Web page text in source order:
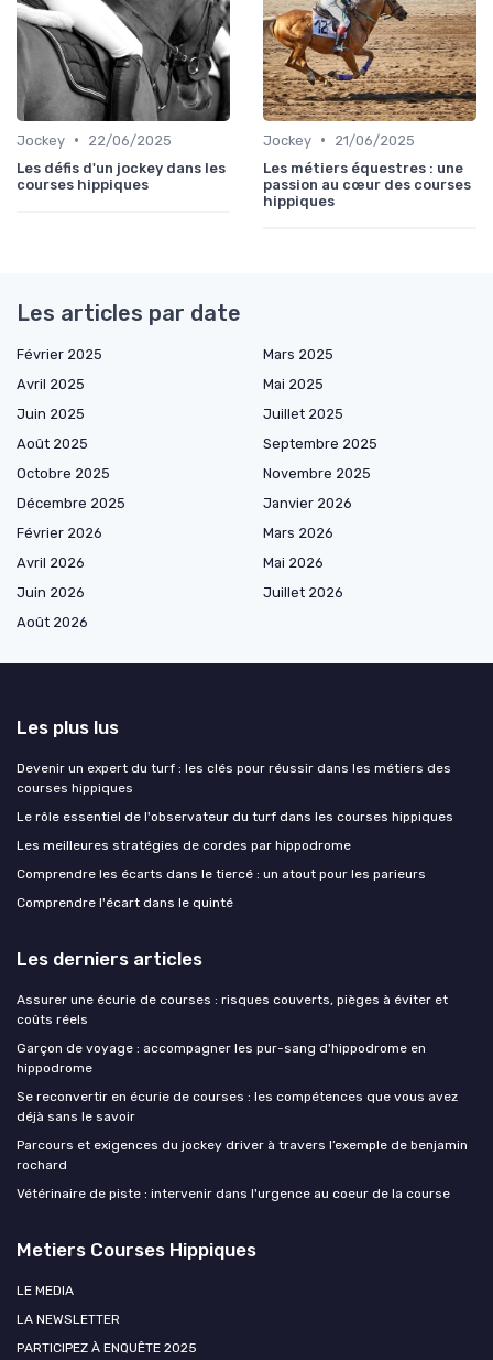
Jockey •
22/06/2025
Les défis d'un jockey dans les
courses hippiques
Jockey •
21/06/2025
Les métiers équestres : une
passion au cœur des courses
hippiques
Les articles par date
Février 2025
Mars 2025
Avril 2025
Mai 2025
Juin 2025
Juillet 2025
Août 2025
Septembre 2025
Octobre 2025
Novembre 2025
Décembre 2025
Janvier 2026
Février 2026
Mars 2026
Avril 2026
Mai 2026
Juin 2026
Juillet 2026
Août 2026
Les plus lus
Devenir un expert du turf : les clés pour réussir dans les métiers des
courses hippiques
Le rôle essentiel de l'observateur du turf dans les courses hippiques
Les meilleures stratégies de cordes par hippodrome
Comprendre les écarts dans le tiercé : un atout pour les parieurs
Comprendre l'écart dans le quinté
Les derniers articles
Assurer une écurie de courses : risques couverts, pièges à éviter et
coûts réels
Garçon de voyage : accompagner les pur-sang d'hippodrome en
hippodrome
Se reconvertir en écurie de courses : les compétences que vous avez
déjà sans le savoir
Parcours et exigences du jockey driver à travers l’exemple de benjamin
rochard
Vétérinaire de piste : intervenir dans l'urgence au coeur de la course
Metiers Courses Hippiques
LE MEDIA
LA NEWSLETTER
PARTICIPEZ À ENQUÊTE 2025